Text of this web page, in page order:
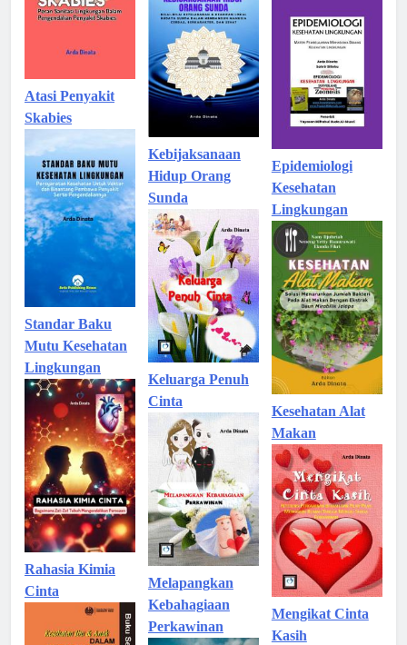
Atasi Penyakit
Skabies
Standar Baku
Mutu Kesehatan
Lingkungan
Rahasia Kimia
Cinta
Kebijaksanaan
Hidup Orang
Sunda
Keluarga Penuh
Cinta
Melapangkan
Kebahagiaan
Perkawinan
Epidemiologi
Kesehatan
Lingkungan
Kesehatan Alat
Makan
Mengikat Cinta
Kasih